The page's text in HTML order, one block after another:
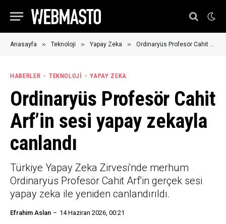
Anasayfa » Teknoloji » Yapay Zeka » Ordinaryüs Profesör Cahit Arf’in sesi yapay zekayla canlandı
HABERLER TEKNOLOJI YAPAY ZEKA
Ordinaryüs Profesör Cahit
Arf’in sesi yapay zekayla
canlandı
Türkiye Yapay Zeka Zirvesi'nde merhum
Ordinaryüs Profesör Cahit Arf'in gerçek sesi
yapay zeka ile yeniden canlandırıldı.
Efrahim Aslan 14 Haziran 2026, 00:21